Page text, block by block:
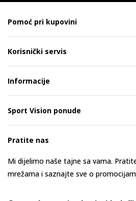
Pomoć pri kupovini
Korisnički servis
Informacije
Sport Vision ponude
Pratite nas
Mi dijelimo naše tajne sa vama.
mrežama i saznajte sve o